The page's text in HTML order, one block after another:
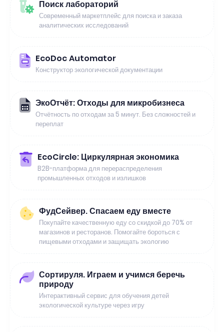
Поиск лабораторий
Современный маркетплейс для поиска и заказа
аналитических исследований
EcoDoc Automator
Конструктор экологической документации
ЭкоОтчёт: Отходы для микробизнеса
Отчётность по отходам за 5 минут. Без сложностей и
переплат
EcoCircle: Циркулярная экономика
B2B-платформа для перераспределения
промышленных отходов и излишков
ФудСейвер. Спасаем еду вместе
Покупайте качественную еду со скидкой до 70% от
магазинов и ресторанов. Помогайте бороться с
пищевыми отходами и защищать экологию
Сортируля. Играем и учимся беречь
природу
Интерактивный сервис для обучения детей
экологической культуре через игру